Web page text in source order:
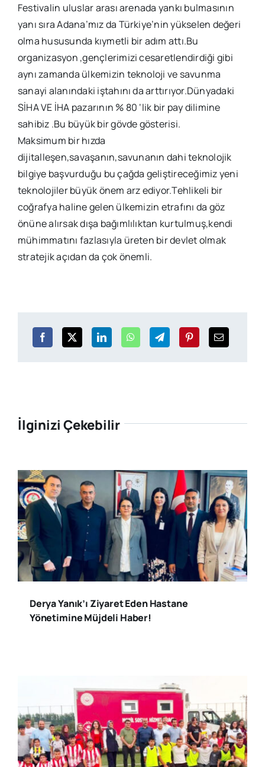
Festivalin uluslar arası arenada yankı bulmasının
yanı sıra Adana’mız da Türkiye’nin yükselen değeri
olma hususunda kıymetli bir adım attı.Bu
organizasyon ,gençlerimizi cesaretlendirdiği gibi
aynı zamanda ülkemizin teknoloji ve savunma
sanayi alanındaki iştahını da arttırıyor.Dünyadaki
SİHA VE İHA pazarının % 80 ‘lik bir pay dilimine
sahibiz .Bu büyük bir gövde gösterisi.
Maksimum bir hızda
dijitalleşen,savaşanın,savunanın dahi teknolojik
bilgiye başvurduğu bu çağda geliştireceğimiz yeni
teknolojiler büyük önem arz ediyor.Tehlikeli bir
coğrafya haline gelen ülkemizin etrafını da göz
önüne alırsak dışa bağımlılıktan kurtulmuş,kendi
mühimmatını fazlasıyla üreten bir devlet olmak
stratejik açıdan da çok önemli.
İlginizi Çekebilir
Derya Yanık’ı Ziyaret Eden Hastane
Yönetimine Müjdeli Haber!